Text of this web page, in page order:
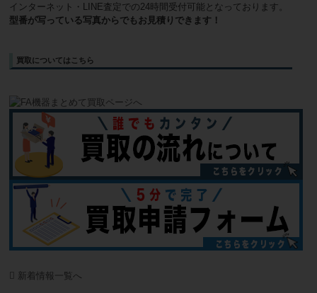
インターネット・LINE査定での24時間受付可能となっております。
型番が写っている写真からでもお見積りできます！
買取についてはこちら
新着情報一覧へ